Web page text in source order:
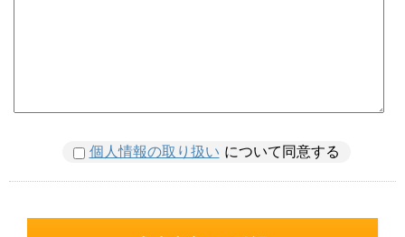
個人情報の取り扱い について同意する